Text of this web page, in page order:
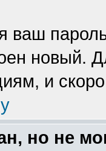
ваш
новый.
и
но не